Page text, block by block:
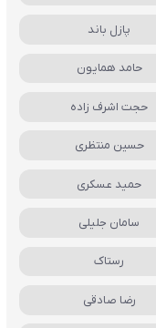
پازل باند
حامد همایون
حجت اشرف زاده
حسین منتظری
حمید عسکری
سامان جلیلی
رستاک
رضا صادقی